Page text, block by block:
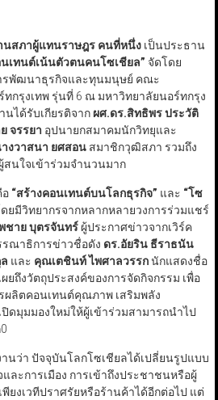
นสภาผู้แทนราษฎร คนที่หนึ่งเป็นประธาน
เทนต์เน้นตัวตนคนโซเชียล” จัดโดย
พัฒนาธุรกิจและทุนมนุษย์ คณะ
กรุงเทพ รุ่นที่ 6 ณ มหาวิทยาลัยนอร์ทกรุง
นได้รับเกียรติจาก ผศ.ดร.สิทธิพร ประวัติ
จรรยา อุปนายกสมาคมนักวิทยุและ
งวาสนา ยศสอนสมาชิกวุฒิสภา รวมถึง
นใจเข้าร่วมจำนวนมาก
อ “สร้างคอนเทนต์บนโลกธุรกิจ” และ “โซ
ยมีวิทยากรจากหลากหลายวงการร่วมแชร์
ชาย บุตรจันทร์ผู้ประกาศข่าวจากเวิร์ค
ณาธิการข่าวชื่อดัง ดร.อัยริน ธีราธนัน
และ คุณเตชินท์ ไพศาลวรรกนักแสดงชื่อ
ยถึงวัตถุประสงค์ของการจัดกิจกรรม เพื่อ
ผลิตคอนเทนต์คุณภาพ เสริมพลัง
ปิดมุมมองใหม่ให้ผู้เข้าร่วมสามารถนำไป
านว่า ปัจจุบันโลกโซเชียลได้เปลี่ยนรูปแบบ
ละการเมือง การเข้าถึงประชาชนหรือผู้
ยงเวทีปราศรัยหรือร้านค้าได้อีกต่อไป แต่